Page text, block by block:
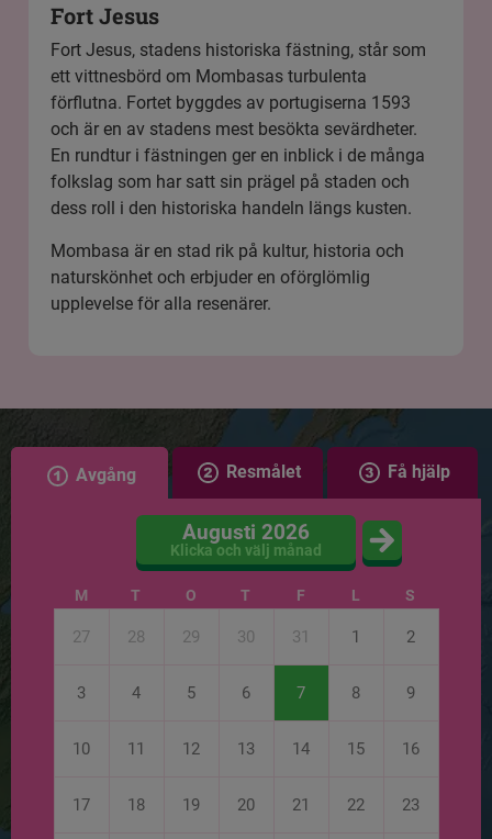
Fort Jesus
Fort Jesus, stadens historiska fästning, står som
ett vittnesbörd om Mombasas turbulenta
förflutna. Fortet byggdes av portugiserna 1593
och är en av stadens mest besökta sevärdheter.
En rundtur i fästningen ger en inblick i de många
folkslag som har satt sin prägel på staden och
dess roll i den historiska handeln längs kusten.
Mombasa är en stad rik på kultur, historia och
naturskönhet och erbjuder en oförglömlig
upplevelse för alla resenärer.
Avgång Resmålet Få hjälp
Augusti 2026
Klicka och välj månad
M T O T F L S
27 28 29 30 31 1 2
3 4 5 6 7 8 9
10 11 12 13 14 15 16
17 18 19 20 21 22 23